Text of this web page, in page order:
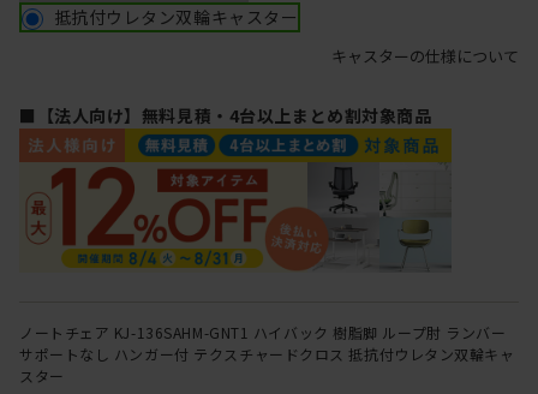
抵抗付ウレタン双輪キャスター
キャスターの仕様について
■【法人向け】無料見積・4台以上まとめ割対象商品
ノートチェア KJ-136SAHM-GNT1 ハイバック 樹脂脚 ループ肘 ランバー
サポートなし ハンガー付 テクスチャードクロス 抵抗付ウレタン双輪キャ
スター